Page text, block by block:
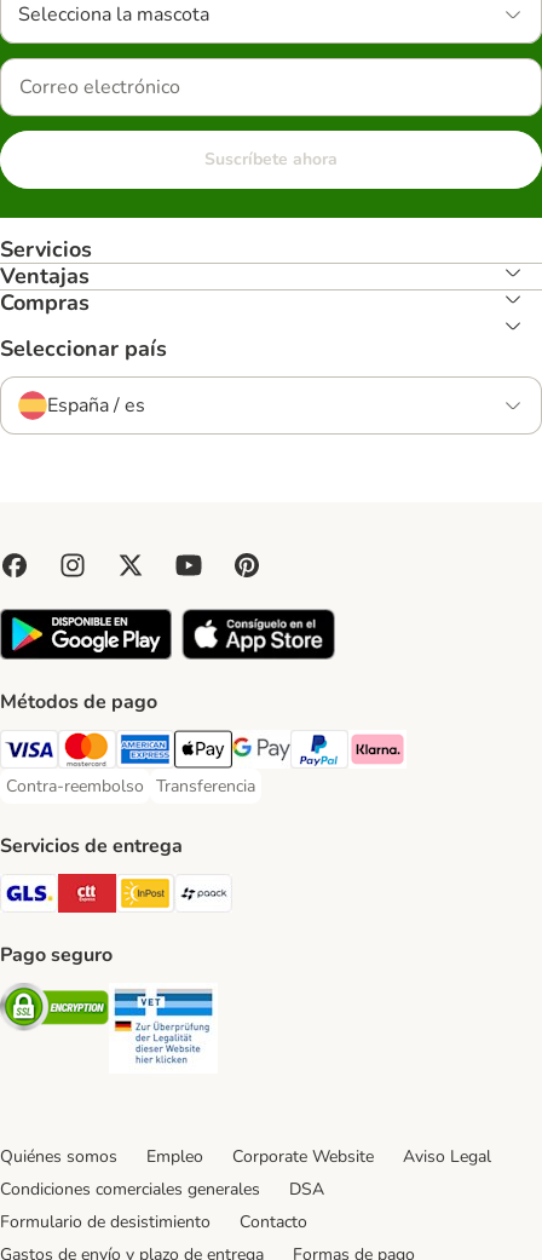
Selecciona la mascota
Suscríbete ahora
Servicios
Ventajas
Compras
Seleccionar país
España / es
Métodos de pago
Visa Payment Method
Mastercard Payment Method
American Express Payment Method
Apple Pay Payment Method
Google Pay Payment Method
PayPal Payment Method
Klarna Payment Method
Contra-reembolso
Contra-reembolso Payment Method
Transferencia
Transferencia Payment Method
Servicios de entrega
GLS Shipping Method
CTTExpress Shipping Method
InPost Shipping Method
paack Shipping Method
Pago seguro
Security
Quiénes somos Empleo Corporate Website
Aviso Legal
Condiciones comerciales generales
DSA
Formulario de desistimiento
Contacto
Gastos de envío y plazo de entrega
Formas de pago